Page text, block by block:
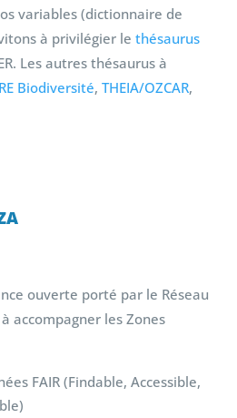
variables (dictionnaire de
à privilégier lethésaurus
Les autres thésaurus à
Biodiversité,THEIA/OZCAR,
ouverte porté par le Réseau
accompagner les Zones
FAIR (Findable, Accessible,